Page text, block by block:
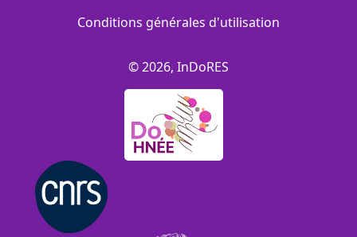
Conditions générales d'utilisation
© 2026, InDoRES